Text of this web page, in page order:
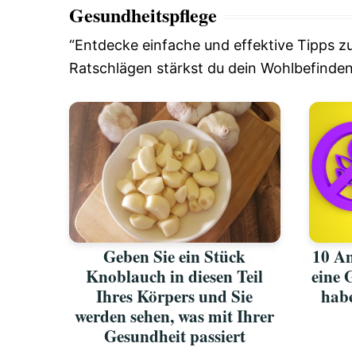
Gesundheitspflege
“Entdecke einfache und effektive Tipps
Ratschlägen stärkst du dein
Geben Sie ein Stück
Knoblauch in diesen Teil
Ihres Körpers und Sie
werden sehen, was mit Ihrer
Gesundheit passiert
10
eine